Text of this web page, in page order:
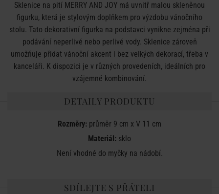
Sklenice na pití MERRY AND JOY má uvnitř malou skleněnou
figurku, která je stylovým doplňkem pro výzdobu vánočního
stolu. Tato dekorativní figurka na podstavci vynikne zejména při
podávání neperlivé nebo perlivé vody. Sklenice zároveň
umožňuje přidat vánoční akcent i bez velkých dekorací, třeba v
kanceláři. K dispozici je v různých provedeních, ideálních pro
vzájemné kombinování.
DETAILY PRODUKTU
Rozměry: průměr 9 cm x V 11 cm
Materiál: sklo
Není vhodné do myčky na nádobí.
SDÍLEJTE S PŘÁTELI